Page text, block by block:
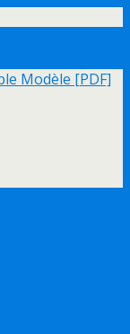
Modèle [PDF]